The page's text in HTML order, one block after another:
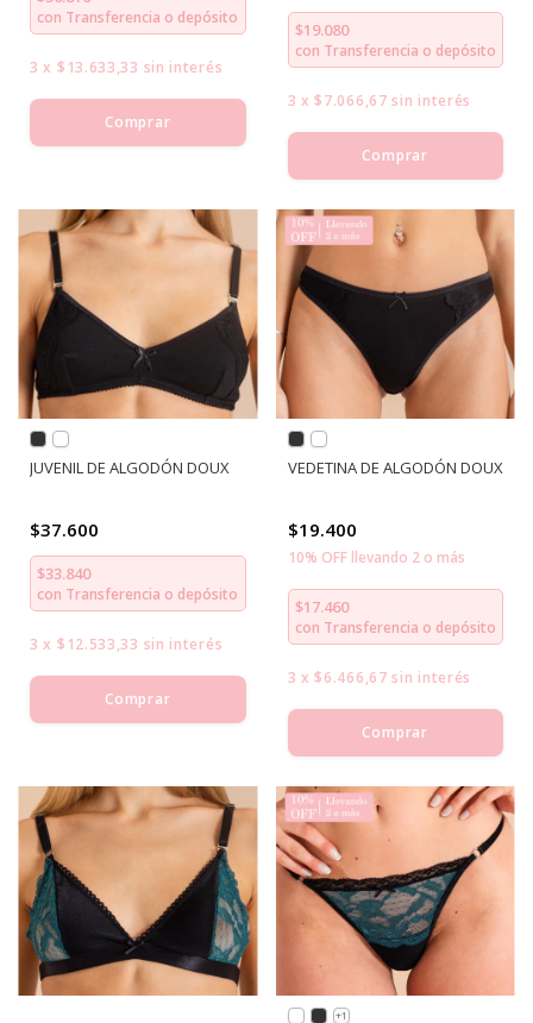
con Transferencia o depósito
3 x $13.633,33 sin interés
Comprar
$19.080
con Transferencia o depósito
3 x$7.066,67 sin interés
Comprar
JUVENIL DE ALGODÓN DOUX
$37.600
$33.840
con Transferencia o depósito
3 x $12.533,33 sin interés
Comprar
VEDETINA DE ALGODÓN DOUX
$19.400
10% OFF llevando 2 o más
$17.460
con Transferencia o depósito
3 x$6.466,67 sin interés
Comprar
+1